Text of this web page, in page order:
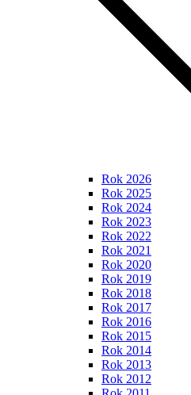
Rok 2026
Rok 2025
Rok 2024
Rok 2023
Rok 2022
Rok 2021
Rok 2020
Rok 2019
Rok 2018
Rok 2017
Rok 2016
Rok 2015
Rok 2014
Rok 2013
Rok 2012